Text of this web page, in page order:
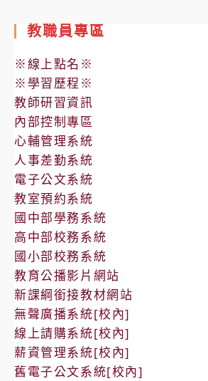
教職員專區
※線上點名※
※學習歷程※
教師研習資訊
內部控制專區
心輔管理系統
人事差勤系統
電子公文系統
教室預約系統
國中部學務系統
高中部校務系統
國小部校務系統
教育公播影片網站
新課綱銜接教材網站
無聲廣播系統[校內]
線上請購系統[校內]
薪資管理系統[校內]
舊電子公文系統[校內]